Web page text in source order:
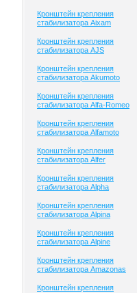
Кронштейн крепления
стабилизатора Aixam
Кронштейн крепления
стабилизатора AJS
Кронштейн крепления
стабилизатора Akumoto
Кронштейн крепления
стабилизатора Alfa-Romeo
Кронштейн крепления
стабилизатора Alfamoto
Кронштейн крепления
стабилизатора Alfer
Кронштейн крепления
стабилизатора Alpha
Кронштейн крепления
стабилизатора Alpina
Кронштейн крепления
стабилизатора Alpine
Кронштейн крепления
стабилизатора Amazonas
Кронштейн крепления